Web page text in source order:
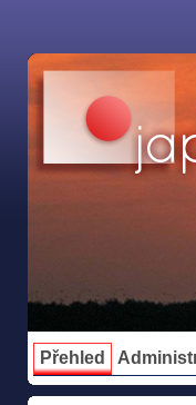
Přehled